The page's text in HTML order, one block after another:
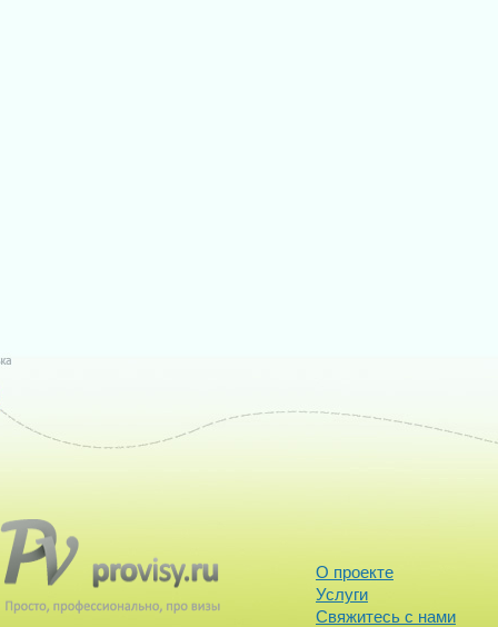
О проекте
Услуги
Свяжитесь с нами